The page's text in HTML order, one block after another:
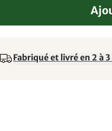
Fabriqué et livré en 2 à